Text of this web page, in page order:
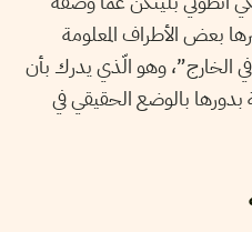
بعض الأطراف المعلومة
الخارج”، وهو الّذي يدرك بأن
بدورها بالوضع الحقيقي في